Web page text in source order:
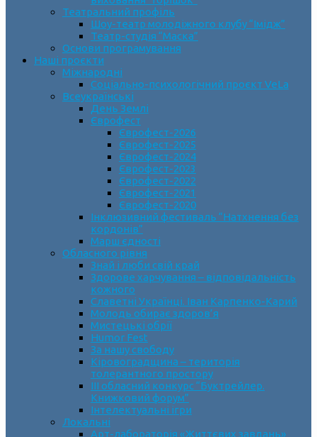
Театральний профіль
Шоу-театр молодіжного клубу “Імідж”
Театр-студія “Маска”
Основи програмування
Наші проєкти
Міжнародні
Соціально-психологічний проєкт VeLa
Всеукраїнські
День Землі
Єврофест
Єврофест-2026
Єврофест-2025
Єврофест-2024
Єврофест-2023
Єврофест-2022
Єврофест-2021
Єврофест-2020
Інклюзивний фестиваль “Натхнення без
кордонів”
Марш єдності
Обласного рівня
Знай і люби свій край
Здорове харчування – відповідальність
кожного
Славетні Українці. Іван Карпенко-Карий
Молодь обирає здоров’я
Мистецькі обрії
Humor Fest
За нашу свободу
Кіровоградщина – територія
толерантного простору
ІII обласний конкурс “Буктрейлер.
Книжковий форум”
Інтелектуальні ігри
Локальні
Арт-лабораторія «Життєвих завдань»